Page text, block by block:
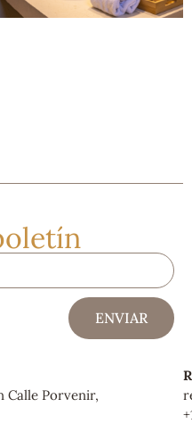
ENVIAR
Calle Porvenir,